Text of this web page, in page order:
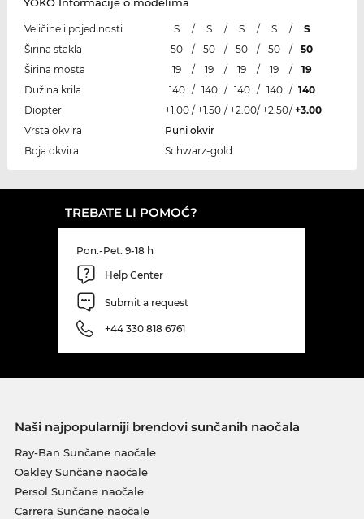
YOKO Informacije o modelima
Veličine i pojedinosti S / S / S / S /
S
Širina stakla
50 / 50 / 50 / 50 /
50
Širina mosta
19 / 19 / 19 / 19 /
19
Dužina krila
140 / 140 / 140 / 140 / 140
Diopter
+1.00 / +1.50 / +2.00/ +2.50/ +3.00
Vrsta okvira
Puni okvir
Boja okvira
Schwarz-gold
TREBATE LI POMOĆ?
Pon.-Pet. 9-18 h
Help Center
Submit a request
+44 330 818 6761
Naši najpopularniji brendovi sunčanih naočala
Ray-Ban Sunčane naočale
Oakley Sunčane naočale
Persol Sunčane naočale
Carrera Sunčane naočale